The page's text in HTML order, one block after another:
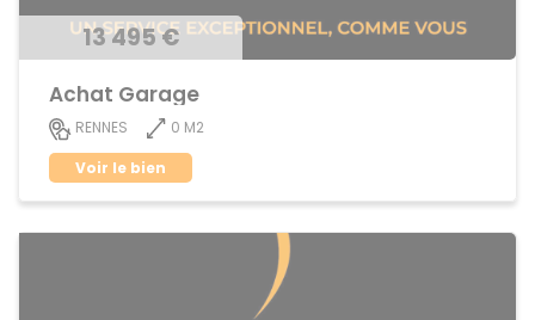
13 495 €
Achat Garage
RENNES
0 M2
Voir le bien